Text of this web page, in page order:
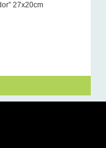
27x20cm